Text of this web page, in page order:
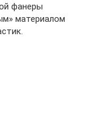
фанеры
материалом